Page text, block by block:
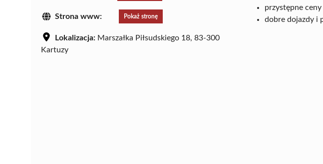
Strona www: Pokaż stronę
Lokalizacja: Marszałka Piłsudskiego 18, 83-300
Kartuzy
przystępne ceny
dobre dojazdy i